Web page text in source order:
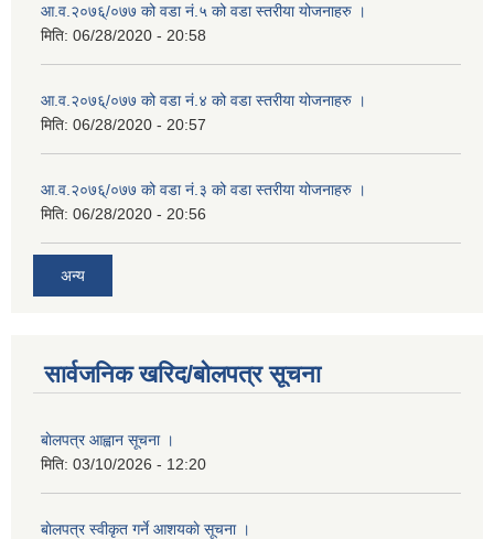
आ.व.२०७६्/०७७ को वडा नं.५ को वडा स्तरीया योजनाहरु ।
मिति: 06/28/2020 - 20:58
आ.व.२०७६्/०७७ को वडा नं.४ को वडा स्तरीया योजनाहरु ।
मिति: 06/28/2020 - 20:57
आ.व.२०७६्/०७७ को वडा नं.३ को वडा स्तरीया योजनाहरु ।
मिति: 06/28/2020 - 20:56
अन्य
सार्वजनिक खरिद/बोलपत्र सूचना
बाेलपत्र आह्वान सूचना ।
मिति: 03/10/2026 - 12:20
बाेलपत्र स्वीकृत गर्ने आशयकाे सूचना ।